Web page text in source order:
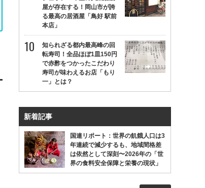
屋が存在する！岡山市が誇
る最高の居酒屋「鳥好 駅前
本店」
知られざる都内最高峰の回
転寿司！全品ほぼ1皿150円
で赤酢をつかったこだわり
寿司が味わえるお店「もり
一」とは？
新着記事
国連リポート：世界の飢餓人口は3
年連続で減少するも、地域間格差
は依然として深刻〜2026年の「世
界の食料安全保障と栄養の現状」